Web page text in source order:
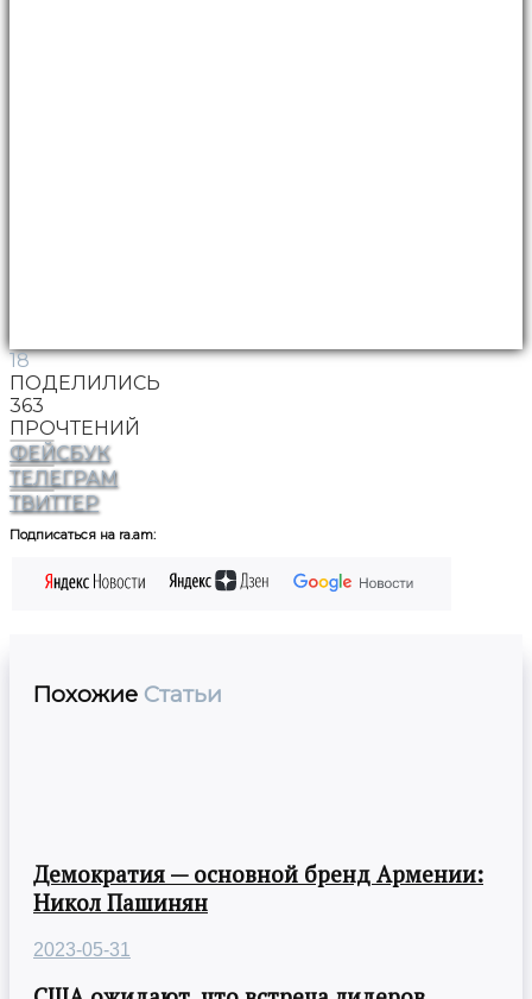
18
ПОДЕЛИЛИСЬ
363
ПРОЧТЕНИЙ
ФЕЙСБУК
ТЕЛЕГРАМ
ТВИТТЕР
Подписаться на ra.am:
Похожие Статьи
Демократия — основной бренд Армении:
Никол Пашинян
2023-05-31